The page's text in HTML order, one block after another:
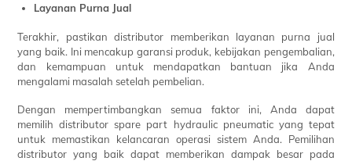
Layanan Purna Jual
Terakhir, pastikan distributor memberikan layanan purna jual
yang baik. Ini mencakup garansi produk, kebijakan pengembalian,
dan kemampuan untuk mendapatkan bantuan jika Anda
mengalami masalah setelah pembelian.
Dengan mempertimbangkan semua faktor ini, Anda dapat
memilih distributor spare part hydraulic pneumatic yang tepat
untuk memastikan kelancaran operasi sistem Anda. Pemilihan
distributor yang baik dapat memberikan dampak besar pada